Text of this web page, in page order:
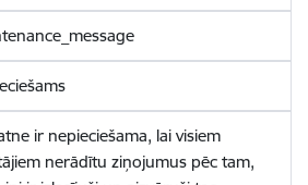
ir nepieciešama, lai visiem
nerādītu ziņojumus pēc tam,